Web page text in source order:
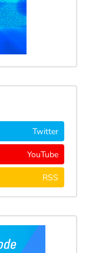
Twitter
YouTube
RSS